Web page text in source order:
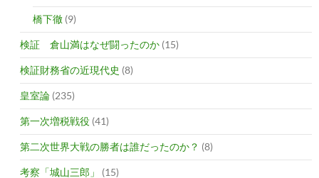
橋下徹 (9)
検証 倉山満はなぜ闘ったのか (15)
検証財務省の近現代史 (8)
皇室論 (235)
第一次増税戦役 (41)
第二次世界大戦の勝者は誰だったのか？ (8)
考察「城山三郎」 (15)